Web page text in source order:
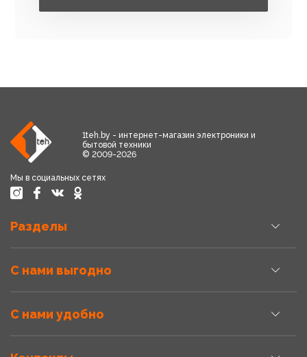
1teh.by - интернет-магазин электроники и
бытовой техники
© 2009-2026
Мы в социальных сетях
Разделы
С нами выгодно
С нами удобно